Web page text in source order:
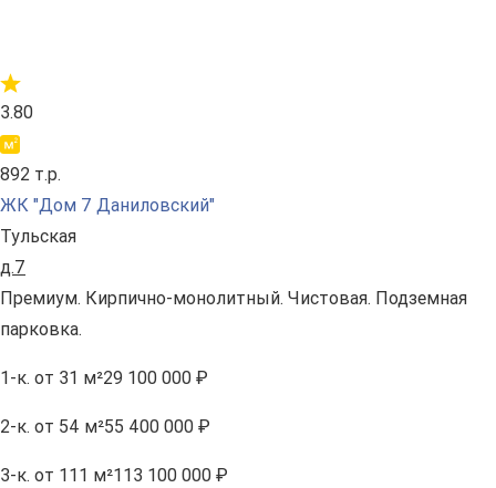
3.80
892 т.р.
ЖК "Дом 7 Даниловский"
Тульская
д.7
Премиум. Кирпично-монолитный. Чистовая. Подземная
парковка.
1-к. от 31 м²29 100 000 ₽
2-к. от 54 м²55 400 000 ₽
3-к. от 111 м²113 100 000 ₽